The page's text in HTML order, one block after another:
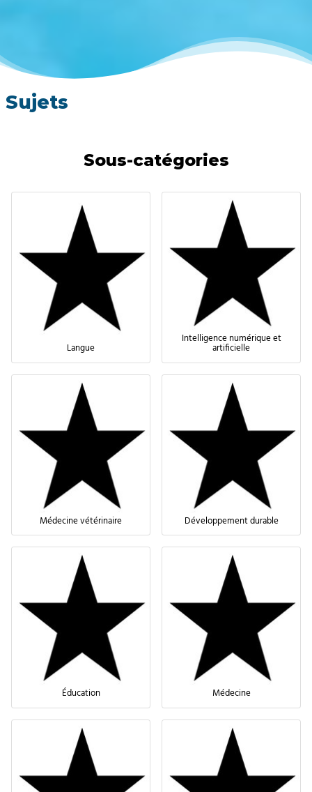
Sujets
Sous-catégories
Langue
Intelligence numérique et
artificielle
Médecine vétérinaire Développement durable
Éducation Médecine